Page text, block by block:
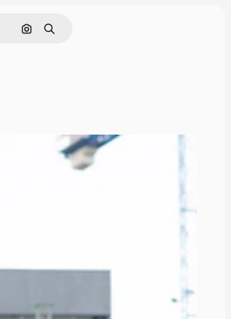
Pesquisar por imagem
Buscar